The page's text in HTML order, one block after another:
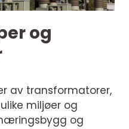
og
av transformatorer,
miljøer og
og